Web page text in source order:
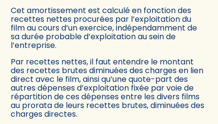
Cet amortissement est calculé en fonction des
recettes nettes procurées par l’exploitation du
film au cours d’un exercice, indépendamment de
sa durée probable d’exploitation au sein de
l’entreprise.
Par recettes nettes, il faut entendre le montant
des recettes brutes diminuées des charges en lien
direct avec le film, ainsi qu’une quote-part des
autres dépenses d’exploitation fixée par voie de
répartition de ces dépenses entre les divers films
au prorata de leurs recettes brutes, diminuées des
charges directes.